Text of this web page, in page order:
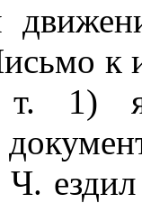
к
1)
Ч.